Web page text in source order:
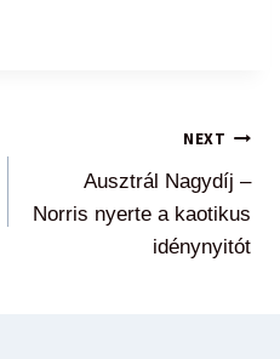
NEXT
Ausztrál Nagydíj –
Norris nyerte a kaotikus
idénynyitót